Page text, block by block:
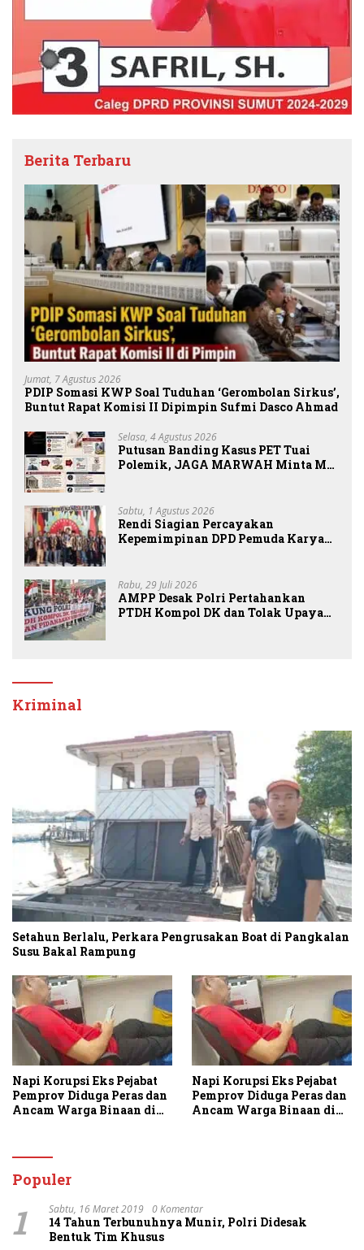
Berita Terbaru
Jumat, 7 Agustus 2026
PDIP Somasi KWP Soal Tuduhan ‘Gerombolan Sirkus’,
Buntut Rapat Komisi II Dipimpin Sufmi Dasco Ahmad
Selasa, 4 Agustus 2026
Putusan Banding Kasus PET Tuai
Polemik, JAGA MARWAH Minta MA
Sabtu, 1 Agustus 2026
Rendi Siagian Percayakan
Kepemimpinan DPD Pemuda Karya
Rabu, 29 Juli 2026
AMPP Desak Polri Pertahankan
PTDH Kompol DK dan Tolak Upaya
Kriminal
Setahun Berlalu, Perkara Pengrusakan Boat di Pangkalan
Susu Bakal Rampung
Napi Korupsi Eks Pejabat
Pemprov Diduga Peras dan
Ancam Warga Binaan di
Napi Korupsi Eks Pejabat
Pemprov Diduga Peras dan
Ancam Warga Binaan di
Populer
1 Sabtu, 16 Maret 2019 0 Komentar
14 Tahun Terbunuhnya Munir, Polri Didesak
Bentuk Tim Khusus